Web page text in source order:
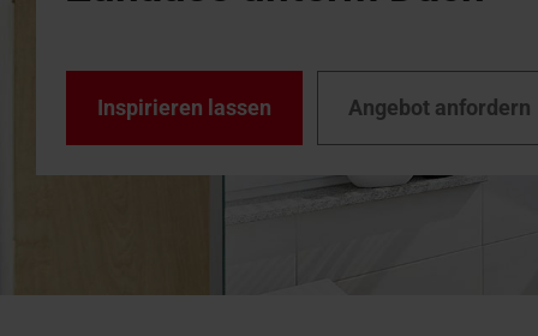
Inspirieren lassen Angebot anfordern